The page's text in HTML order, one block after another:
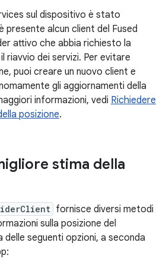
sul dispositivo è stato
presente alcun client del Fused
attivo che abbia richiesto la
riavvio dei servizi. Per evitare
puoi creare un nuovo client e
gli aggiornamenti della
informazioni, vedi Richiedere
posizione.
stima della
fornisce diversi metodi
sulla posizione del
delle seguenti opzioni, a seconda